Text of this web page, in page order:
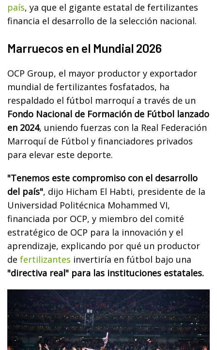
país, ya que el gigante estatal de fertilizantes
financia el desarrollo de la selección nacional.
Marruecos en el Mundial 2026
OCP Group, el mayor productor y exportador
mundial de fertilizantes fosfatados, ha
respaldado el fútbol marroquí a través de un
Fondo Nacional de Formación de Fútbol lanzado
en 2024, uniendo fuerzas con la Real Federación
Marroquí de Fútbol y financiadores privados
para elevar este deporte.
"Tenemos este compromiso con el desarrollo
del país", dijo Hicham El Habti, presidente de la
Universidad Politécnica Mohammed VI,
financiada por OCP, y miembro del comité
estratégico de OCP para la innovación y el
aprendizaje, explicando por qué un productor
de fertilizantes invertiría en fútbol bajo una
"directiva real" para las instituciones estatales.